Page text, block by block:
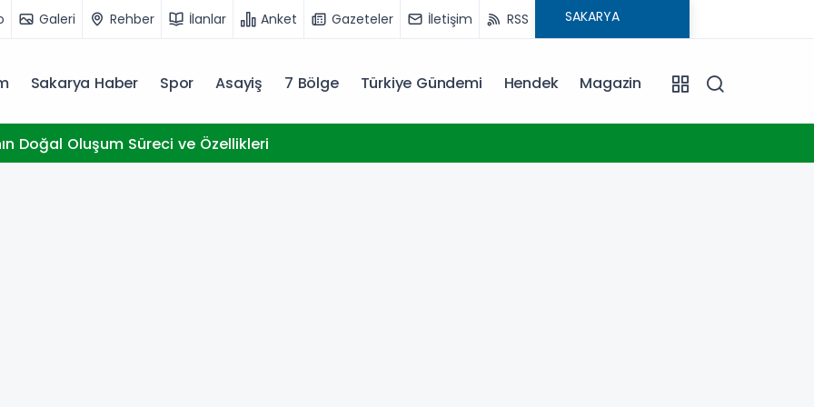
Galeri Rehber İlanlar Anket Gazeteler İletişim RSS
Sakarya Haber Spor Asayiş 7 Bölge Türkiye Gündemi Hendek Magazin
Doğal Oluşum Süreci ve Özellikleri